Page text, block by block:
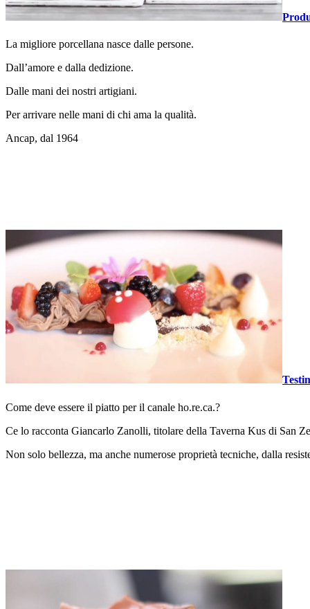
La migliore porcellana nasce dalle persone.
Dall’amore e dalla dedizione.
Dalle mani dei nostri artigiani.
Per arrivare nelle mani di chi ama la qualità.
Ancap, dal 1964
Come deve essere il piatto per il canale ho.re.ca.?
Ce lo racconta Giancarlo Zanolli, titolare della Taverna Kus di San
Non solo bellezza, ma anche numerose proprietà tecniche, dalla